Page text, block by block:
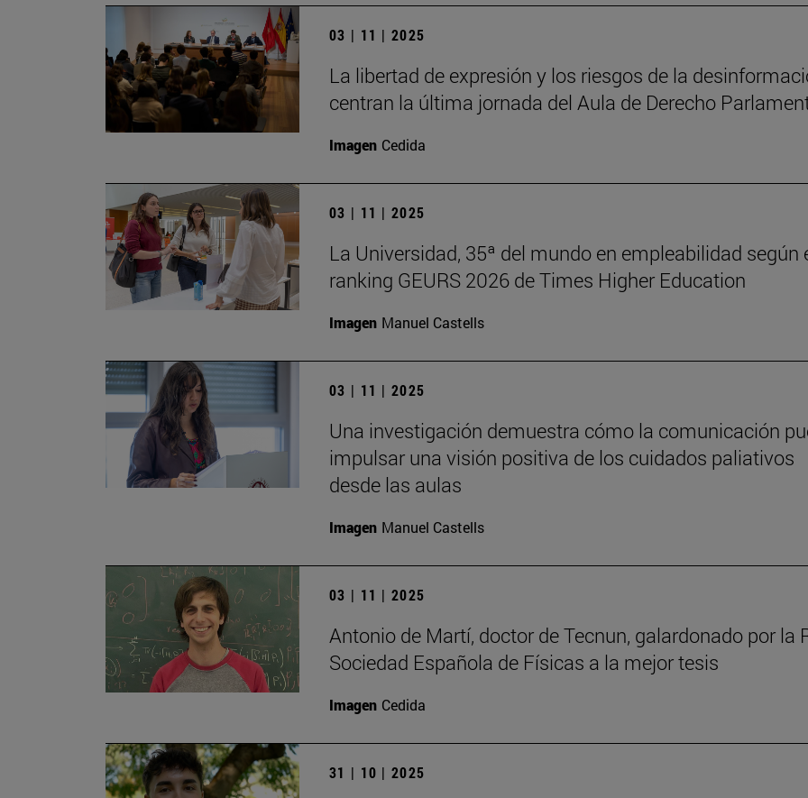
03 | 11 | 2025
La libertad de expresión y los riesgos de la
centran la última jornada del Aula de Derecho
Imagen Cedida
03 | 11 | 2025
La Universidad, 35ª del mundo en empleabilidad según
ranking GEURS 2026 de Times Higher Education
Imagen Manuel Castells
03 | 11 | 2025
Una investigación demuestra cómo la comunicación
impulsar una visión positiva de los cuidados paliativos
desde las aulas
Imagen Manuel Castells
03 | 11 | 2025
Antonio de Martí, doctor de Tecnun, galardonado por la
Sociedad Española de Físicas a la mejor tesis
Imagen Cedida
31 | 10 | 2025